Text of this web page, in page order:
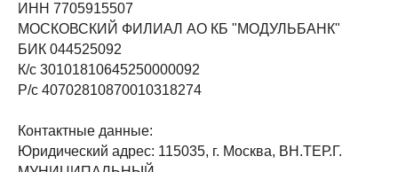
ИНН 7705915507
МОСКОВСКИЙ ФИЛИАЛ АО КБ "МОДУЛЬБАНК"
БИК 044525092
К/c 30101810645250000092
Р/c 40702810870010318274
Контактные данные:
Юридический адрес: 115035, г. Москва, ВН.ТЕР.Г.